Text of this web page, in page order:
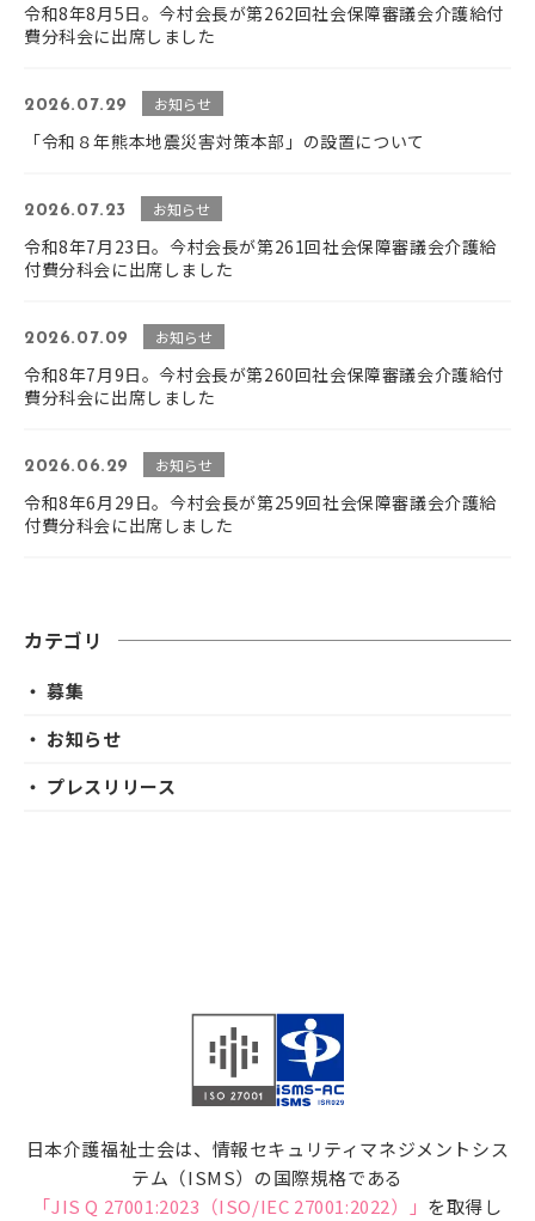
令和8年8月5日。今村会長が第262回社会保障審議会介護給付
費分科会に出席しました
2026.07.29 お知らせ
「令和８年熊本地震災害対策本部」の設置について
2026.07.23 お知らせ
令和8年7月23日。今村会長が第261回社会保障審議会介護給
付費分科会に出席しました
2026.07.09 お知らせ
令和8年7月9日。今村会長が第260回社会保障審議会介護給付
費分科会に出席しました
2026.06.29 お知らせ
令和8年6月29日。今村会長が第259回社会保障審議会介護給
付費分科会に出席しました
カテゴリ
・ 募集
・ お知らせ
・ プレスリリース
日本介護福祉士会は、情報セキュリティマネジメントシス
テム（ISMS）の国際規格である
「JIS Q 27001:2023（ISO/IEC 27001:2022）」 を取得し